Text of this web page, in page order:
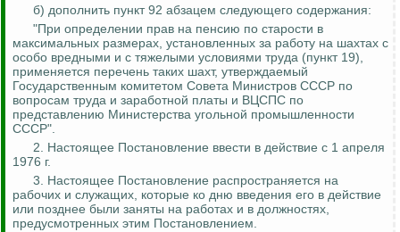
б) дополнить пункт 92 абзацем следующего содержания:
"При определении прав на пенсию по старости в
максимальных размерах, установленных за работу на шахтах с
особо вредными и с тяжелыми условиями труда (пункт 19),
применяется перечень таких шахт, утверждаемый
Государственным комитетом Совета Министров СССР по
вопросам труда и заработной платы и ВЦСПС по
представлению Министерства угольной промышленности
СССР".
2. Настоящее Постановление ввести в действие с 1 апреля
1976 г.
3. Настоящее Постановление распространяется на
рабочих и служащих, которые ко дню введения его в действие
или позднее были заняты на работах и в должностях,
предусмотренных этим Постановлением.